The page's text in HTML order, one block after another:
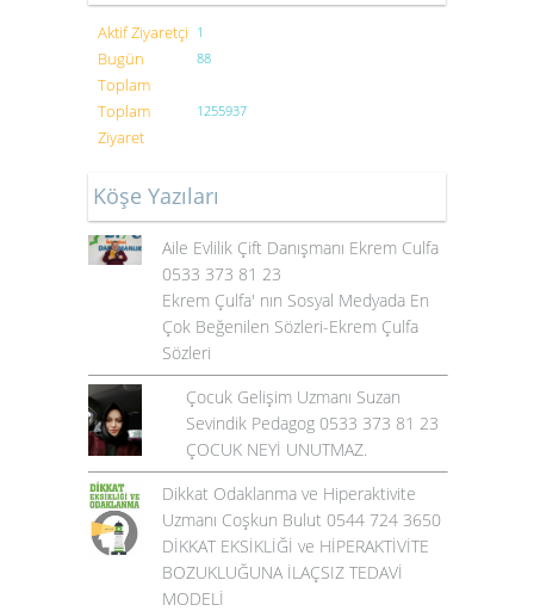
Aktif Ziyaretçi 1
Bugün
Toplam
88
Toplam
Ziyaret
1255937
Köşe Yazıları
Aile Evlilik Çift Danışmanı Ekrem Culfa
0533 373 81 23
Ekrem Çulfa' nın Sosyal Medyada En
Çok Beğenilen Sözleri-Ekrem Çulfa
Sözleri
Çocuk Gelişim Uzmanı Suzan
Sevindik Pedagog 0533 373 81 23
ÇOCUK NEYİ UNUTMAZ.
Dikkat Odaklanma ve Hiperaktivite
Uzmanı Coşkun Bulut 0544 724 3650
DİKKAT EKSİKLİĞİ ve HİPERAKTİVİTE
BOZUKLUĞUNA İLAÇSIZ TEDAVİ
MODELİ